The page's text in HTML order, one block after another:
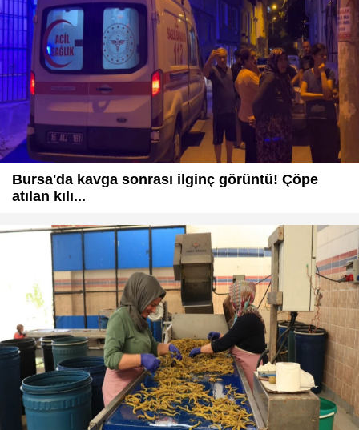
Bursa'da kavga sonrası ilginç görüntü! Çöpe
atılan kılı...